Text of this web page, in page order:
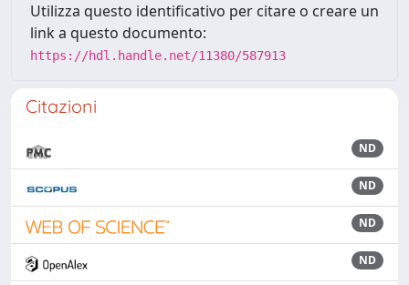
Utilizza questo identificativo per citare o creare un
link a questo documento:
https://hdl.handle.net/11380/587913
Citazioni
ND
ND
ND
ND